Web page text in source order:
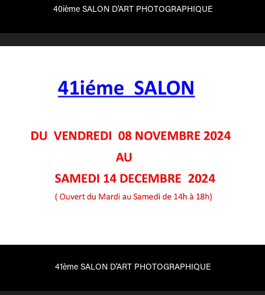
40ième SALON D'ART PHOTOGRAPHIQUE
41ème SALON D'ART PHOTOGRAPHIQUE